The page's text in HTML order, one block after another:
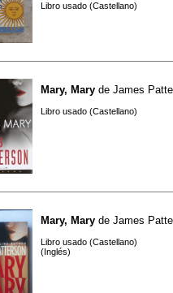
Libro usado (Castellano)
Mary, Mary de James
Libro usado (Castellano)
Mary, Mary de James
Libro usado (Castellano)
(Inglés)